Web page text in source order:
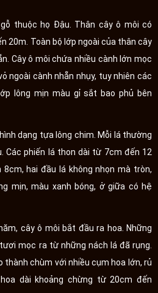
thuộc họ Đậu. Thân cây ô môi có
20m. Toàn bộ lớp ngoài của thân cây
Cây ô môi chứa nhiều cành lớn mọc
ngoài cành nhẵn nhụy, tuy nhiên các
lông mịn màu gỉ sắt bao phủ bên
dạng tựa lông chim. Mỗi lá thường
Các phiến lá thon dài từ 7cm đến 12
hai đầu lá không nhọn mà tròn,
mịn, màu xanh bóng, ở giữa có hệ
cây ô môi bắt đầu ra hoa. Những
mọc ra từ những nách lá đã rụng.
thành chùm với nhiều cụm hoa lớn, rủ
dài khoảng chừng từ 20cm đến